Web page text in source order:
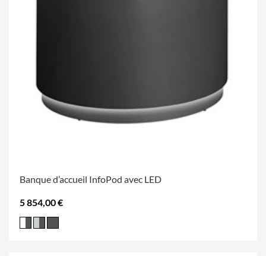
Banque d’accueil InfoPod avec LED
5 854,00 €